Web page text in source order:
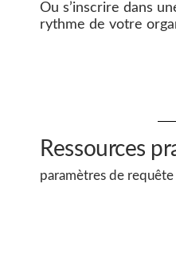
Ou s’inscrire dans
rythme de votre
Ressources
Aucun article n’a été
paramètres de